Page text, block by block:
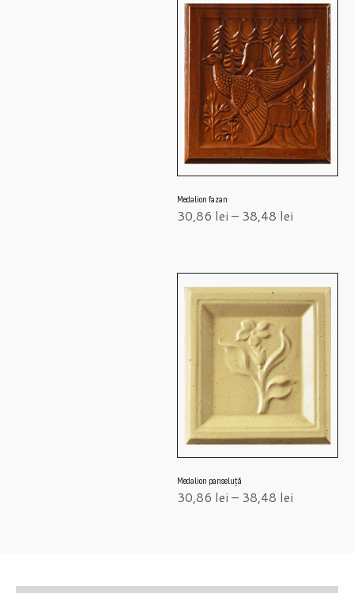
Medalion fazan
30,86 lei – 38,48 lei
Medalion panseluță
30,86 lei – 38,48 lei